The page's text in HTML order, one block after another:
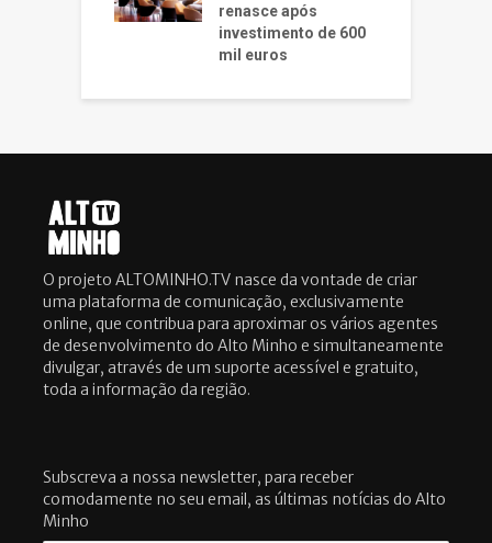
renasce após
investimento de 600
mil euros
O projeto ALTOMINHO.TV nasce da vontade de criar
uma plataforma de comunicação, exclusivamente
online, que contribua para aproximar os vários agentes
de desenvolvimento do Alto Minho e simultaneamente
divulgar, através de um suporte acessível e gratuito,
toda a informação da região.
Subscreva a nossa newsletter, para receber
comodamente no seu email, as últimas notícias do Alto
Minho